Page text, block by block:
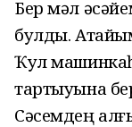
Бер мәл
булды.
Ҡул
тартыуына
Сәсемдең